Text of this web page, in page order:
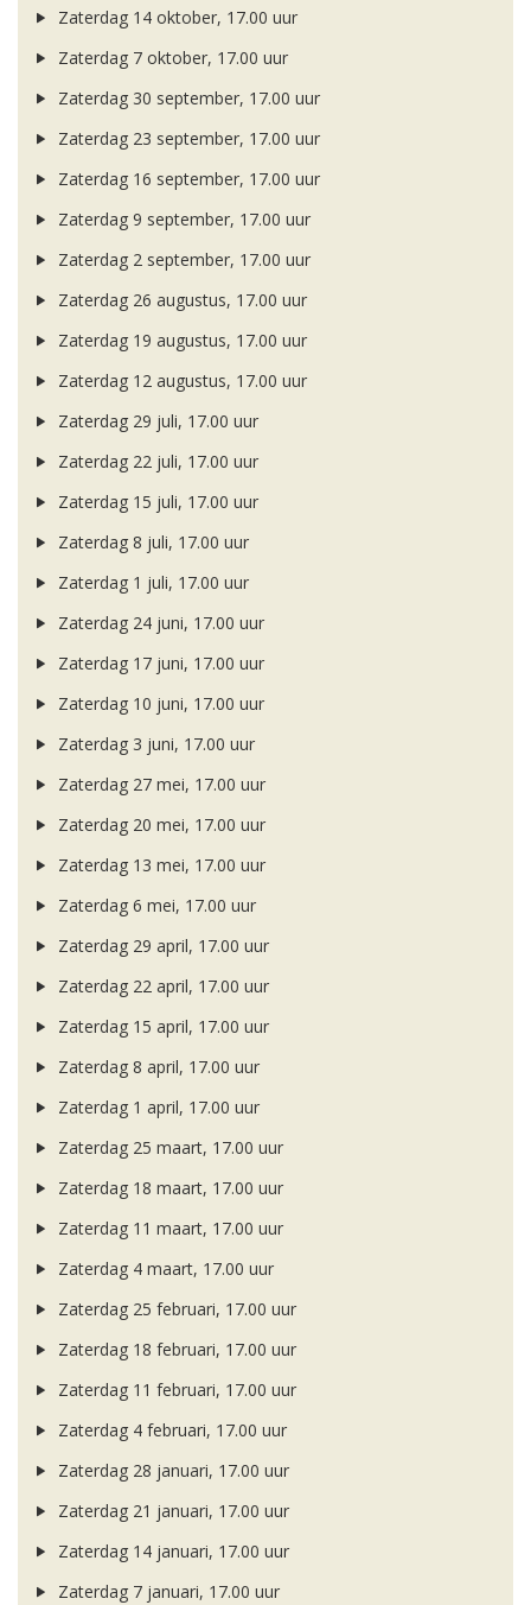
Zaterdag 14 oktober, 17.00 uur
Zaterdag 7 oktober, 17.00 uur
Zaterdag 30 september, 17.00 uur
Zaterdag 23 september, 17.00 uur
Zaterdag 16 september, 17.00 uur
Zaterdag 9 september, 17.00 uur
Zaterdag 2 september, 17.00 uur
Zaterdag 26 augustus, 17.00 uur
Zaterdag 19 augustus, 17.00 uur
Zaterdag 12 augustus, 17.00 uur
Zaterdag 29 juli, 17.00 uur
Zaterdag 22 juli, 17.00 uur
Zaterdag 15 juli, 17.00 uur
Zaterdag 8 juli, 17.00 uur
Zaterdag 1 juli, 17.00 uur
Zaterdag 24 juni, 17.00 uur
Zaterdag 17 juni, 17.00 uur
Zaterdag 10 juni, 17.00 uur
Zaterdag 3 juni, 17.00 uur
Zaterdag 27 mei, 17.00 uur
Zaterdag 20 mei, 17.00 uur
Zaterdag 13 mei, 17.00 uur
Zaterdag 6 mei, 17.00 uur
Zaterdag 29 april, 17.00 uur
Zaterdag 22 april, 17.00 uur
Zaterdag 15 april, 17.00 uur
Zaterdag 8 april, 17.00 uur
Zaterdag 1 april, 17.00 uur
Zaterdag 25 maart, 17.00 uur
Zaterdag 18 maart, 17.00 uur
Zaterdag 11 maart, 17.00 uur
Zaterdag 4 maart, 17.00 uur
Zaterdag 25 februari, 17.00 uur
Zaterdag 18 februari, 17.00 uur
Zaterdag 11 februari, 17.00 uur
Zaterdag 4 februari, 17.00 uur
Zaterdag 28 januari, 17.00 uur
Zaterdag 21 januari, 17.00 uur
Zaterdag 14 januari, 17.00 uur
Zaterdag 7 januari, 17.00 uur